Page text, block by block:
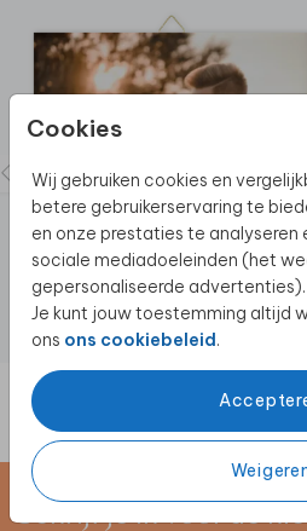
Cookies
Wij gebruiken cookies en
betere gebruikerservaring te
en onze prestaties te analyseren
sociale mediadoeleinden (het
gepersonaliseerde advertenties).
Je kunt jouw toestemming altijd
ons ons cookiebeleid.
KERAMIEK
Schrijf je in voor de